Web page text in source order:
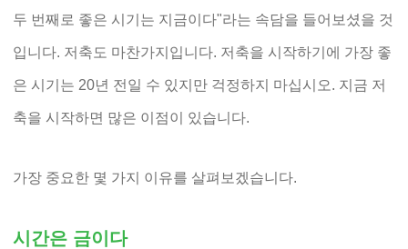
두 번째로 좋은 시기는 지금이다"라는 속담을 들어보셨을 것
입니다. 저축도 마찬가지입니다. 저축을 시작하기에 가장 좋
은 시기는 20년 전일 수 있지만 걱정하지 마십시오. 지금 저
축을 시작하면 많은 이점이 있습니다.
가장 중요한 몇 가지 이유를 살펴보겠습니다.
시간은 금이다